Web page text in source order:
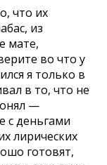
что их
из
мате,
во что у
я только в
в то, что не
—
с деньгами
лирических
готовят,